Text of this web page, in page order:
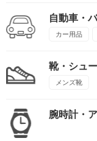
自動車・
カー用品
靴・シュ
メンズ靴
腕時計・